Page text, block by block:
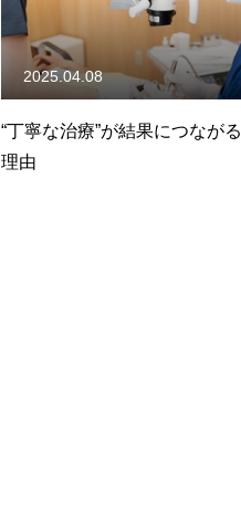
“丁寧な治療”が結果につながる
理由
2025.04.08